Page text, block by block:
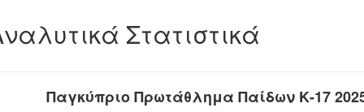
Στατιστικά
Παγκύπριο Πρωτάθλημα Παίδων Κ-17